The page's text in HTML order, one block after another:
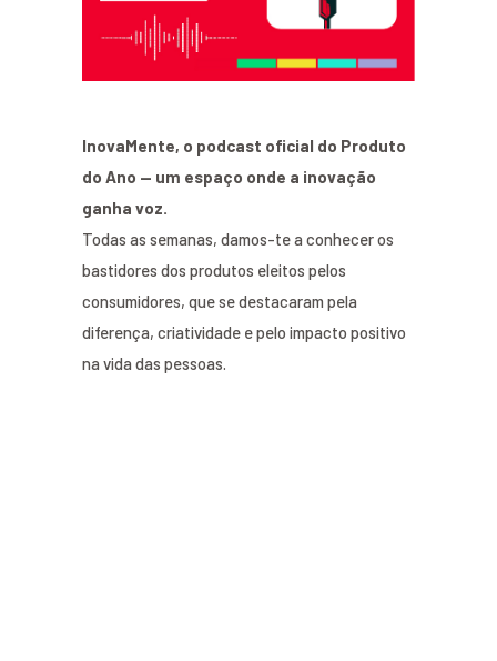
InovaMente, o podcast oficial do Produto
do Ano — um espaço onde a inovação
ganha voz.
Todas as semanas, damos-te a conhecer os
bastidores dos produtos eleitos pelos
consumidores, que se destacaram pela
diferença, criatividade e pelo impacto positivo
na vida das pessoas.